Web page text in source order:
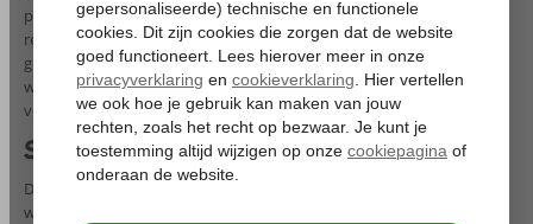
populaire Turkije! Het gezellige centrum staat vol met leuke
restaurants en bars waar je tot in de late uurtjes lekker kunt
genieten. En wat dacht je van shoppen bij een van de vele
winkeltjes? Is dat allemaal niet voor jou weggelegd? Boek dan een
verblijf in een hotel met waterpark in Side!
Spetterende vakantie
Denk jij ook nog wel eens terug aan die zwembaden van vroeger,
waarbij er op sommige plekken alleen maar trapjes waren om uit te